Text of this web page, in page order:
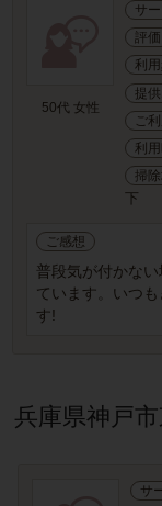
50代 女性
サ
評価
利
提
ご
利用
掃
下
ご感想
普段気が付かな
ています。いつ
す!
兵庫県神戸
サ